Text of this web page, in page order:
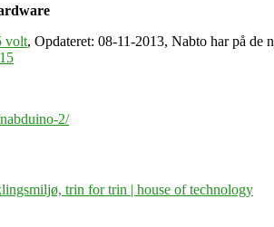
volt, Opdateret: 08-11-2013, Nabto har på de
2/
trin for trin | house of technology